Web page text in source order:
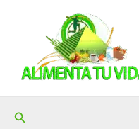
Buscar